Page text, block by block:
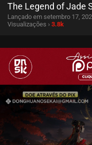
The Legend of Jade
Lançado em setembro 17,
Visualizações › 3.8k